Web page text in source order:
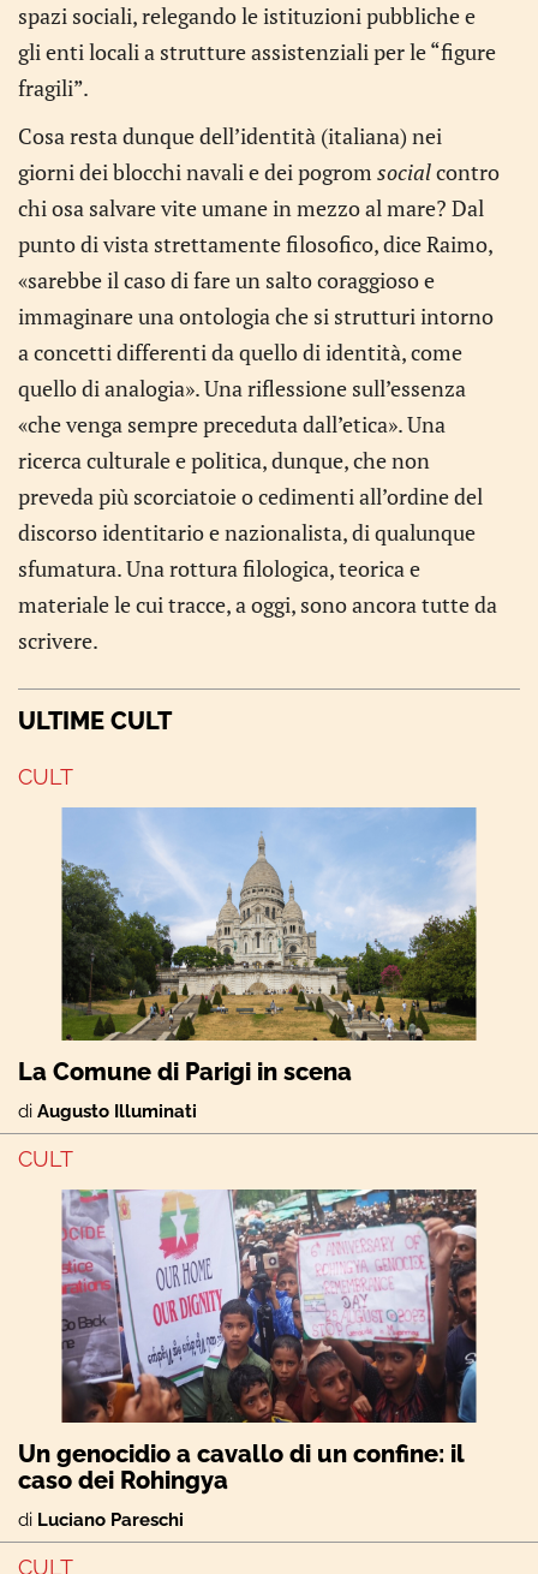
spazi sociali, relegando le istituzioni pubbliche e
gli enti locali a strutture assistenziali per le “figure
fragili”.
Cosa resta dunque dell’identità (italiana) nei
giorni dei blocchi navali e dei pogrom socialcontro
chi osa salvare vite umane in mezzo al mare? Dal
punto di vista strettamente filosofico, dice Raimo,
«sarebbe il caso di fare un salto coraggioso e
immaginare una ontologia che si strutturi intorno
a concetti differenti da quello di identità, come
quello di analogia». Una riflessione sull’essenza
«che venga sempre preceduta dall’etica». Una
ricerca culturale e politica, dunque, che non
preveda più scorciatoie o cedimenti all’ordine del
discorso identitario e nazionalista, di qualunque
sfumatura. Una rottura filologica, teorica e
materiale le cui tracce, a oggi, sono ancora tutte da
scrivere.
ULTIME CULT
CULT
La Comune di Parigi in scena
di Augusto Illuminati
CULT
Un genocidio a cavallo di un confine: il
caso dei Rohingya
di Luciano Pareschi
CULT